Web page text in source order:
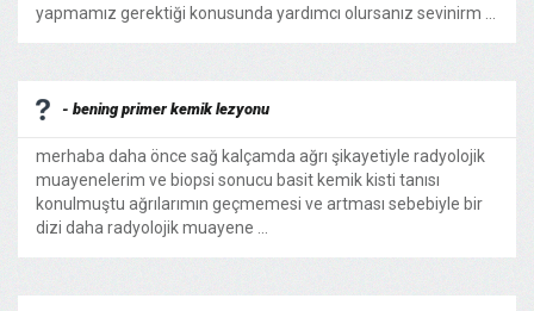
yapmamız gerektiği konusunda yardımcı olursanız sevinirm ...
- bening primer kemik lezyonu
merhaba daha önce sağ kalçamda ağrı şikayetiyle radyolojik
muayenelerim ve biopsi sonucu basit kemik kisti tanısı
konulmuştu ağrılarımın geçmemesi ve artması sebebiyle bir
dizi daha radyolojik muayene ...